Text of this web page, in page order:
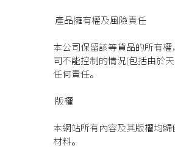
產品擁有權及風險責任
本公司保留該等貨品的所有
司不能控制的情況(包括由於
任何責任。
版權
本網站所有內容及其版權均
材料。